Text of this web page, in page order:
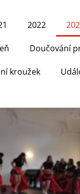
2022
Doučování
kroužek